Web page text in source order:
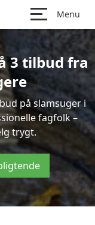
Menu
3 tilbud fra
på slamsuger i
fagfolk –
trygt.